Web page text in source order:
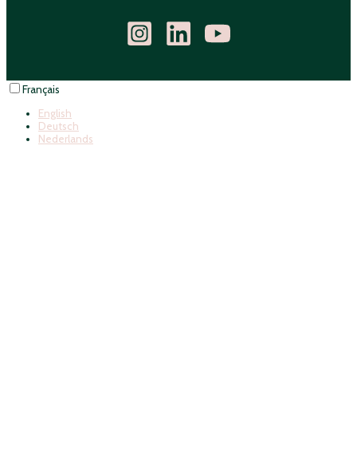
Français
English
Deutsch
Nederlands